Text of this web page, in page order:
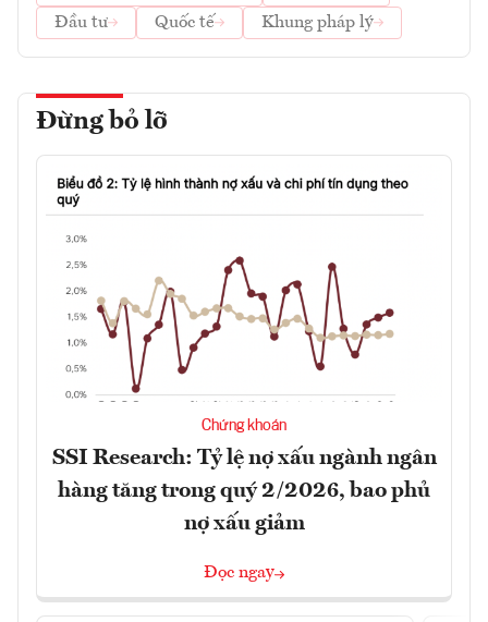
Đầu tư
Quốc tế Khung pháp lý
Đừng bỏ lỡ
Chứng khoán
SSI Research: Tỷ lệ nợ xấu ngành ngân
hàng tăng trong quý 2/2026, bao phủ
nợ xấu giảm
Đọc ngay